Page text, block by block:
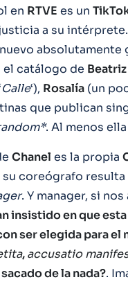
en RTVE es un
a su
el catálogo de
Calle‘), Rosalía (un
que publican
. Al menos
Chanel es la propia
coreógrafo
. Y manager, si
insistido en que
ser elegida para el
,accusatio
de la nada?.